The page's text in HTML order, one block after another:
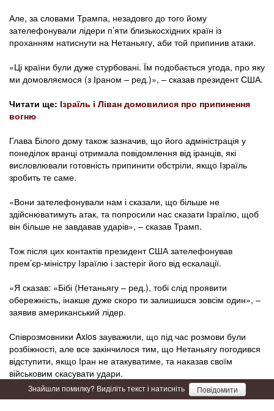
Але, за словами Трампа, незадовго до того йому
зателефонували лідери п’яти близькосхідних країн із
проханням натиснути на Нетаньягу, аби той припинив атаки.
«Ці країни були дуже стурбовані. Їм подобається угода, про яку
ми домовляємося (з Іраном – ред.)», – сказав президент США.
Читати ще: Ізраїль і Ліван домовилися про припинення
вогню
Глава Білого дому також зазначив, що його адміністрація у
понеділок вранці отримала повідомлення від іранців, які
висловлювали готовність припинити обстріли, якщо Ізраїль
зробить те саме.
«Вони зателефонували нам і сказали, що більше не
здійснюватимуть атак, та попросили нас сказати Ізраїлю, щоб
він більше не завдавав ударів», – сказав Трамп.
Тож після цих контактів президент США зателефонував
прем’єр-міністру Ізраїлю і застеріг його від ескалації.
«Я сказав: «Бібі (Нетаньягу – ред.), тобі слід проявити
обережність, інакше дуже скоро ти залишишся зовсім один», –
заявив американський лідер.
Співрозмовники Axios зауважили, що під час розмови були
розбіжності, але все закінчилося тим, що Нетаньягу погодився
відступити, якщо Іран не атакуватиме, та наказав своїм
військовим скасувати удари.
Знайшли помилку? Виділіть текст і натисніть Повідомити